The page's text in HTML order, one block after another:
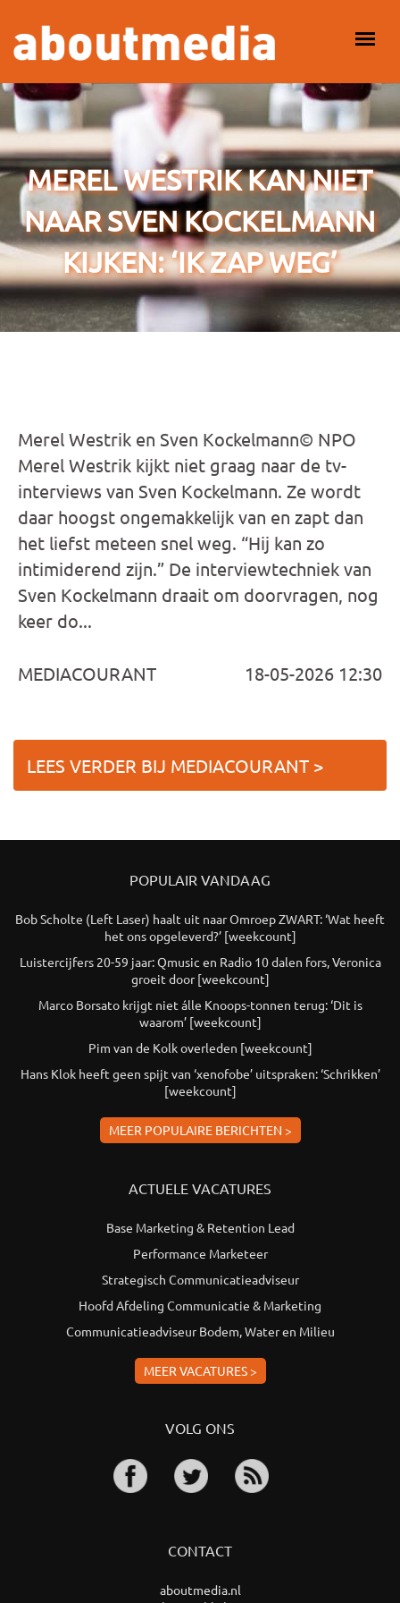
HOOFDMENU
MEREL WESTRIK KAN NIET
NAAR SVEN KOCKELMANN
KIJKEN: ‘IK ZAP WEG’
Merel Westrik en Sven Kockelmann© NPO
Merel Westrik kijkt niet graag naar de tv-
interviews van Sven Kockelmann. Ze wordt
daar hoogst ongemakkelijk van en zapt dan
het liefst meteen snel weg. “Hij kan zo
intimiderend zijn.” De interviewtechniek van
Sven Kockelmann draait om doorvragen, nog
keer do...
MEDIACOURANT 18-05-2026 12:30
LEES VERDER BIJ MEDIACOURANT >
POPULAIR VANDAAG
Bob Scholte (Left Laser) haalt uit naar Omroep ZWART: ‘Wat heeft
het ons opgeleverd?’ [weekcount]
Luistercijfers 20-59 jaar: Qmusic en Radio 10 dalen fors, Veronica
groeit door [weekcount]
Marco Borsato krijgt niet álle Knoops-tonnen terug: ‘Dit is
waarom’ [weekcount]
Pim van de Kolk overleden [weekcount]
Hans Klok heeft geen spijt van ‘xenofobe’ uitspraken: ‘Schrikken’
[weekcount]
MEER POPULAIRE BERICHTEN >
ACTUELE VACATURES
Base Marketing & Retention Lead
Performance Marketeer
Strategisch Communicatieadviseur
Hoofd Afdeling Communicatie & Marketing
Communicatieadviseur Bodem, Water en Milieu
MEER VACATURES >
VOLG ONS
CONTACT
aboutmedia.nl